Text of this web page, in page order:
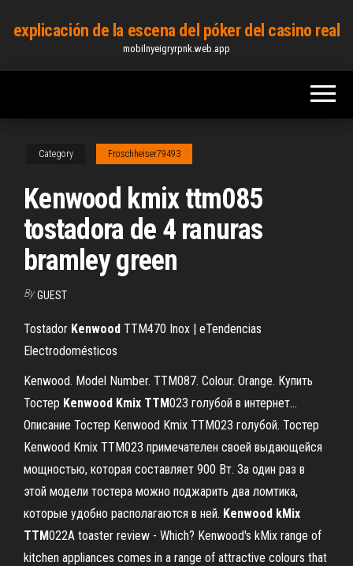
content
explicación de la escena del póker del casino real
mobilnyeigryrpnk.web.app
Category Froschheiser79493
Kenwood kmix ttm085
tostadora de 4 ranuras
bramley green
By GUEST
Tostador Kenwood TTM470 Inox | eTendencias
Electrodomésticos
Kenwood. Model Number. TTM087. Colour. Orange. Купить
Тостер Kenwood Kmix TTM023 голубой в интернет...
Описание Тостер Kenwood Kmix TTM023 голубой. Тостер
Kenwood Kmix TTM023 примечателен своей выдающейся
мощностью, которая составляет 900 Вт. За один раз в
этой модели тостера можно поджарить два ломтика,
которые удобно располагаются в ней. Kenwood kMix
TTM022A toaster review - Which? Kenwood's kMix range of
kitchen appliances comes in a range of attractive colours that